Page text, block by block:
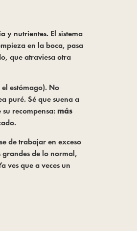
y nutrientes. El sistema
en la boca, pasa
que atraviesa otra
estómago). No
puré. Sé que suena a
su recompensa: más
de trabajar en exceso
de lo normal,
ves que a veces un